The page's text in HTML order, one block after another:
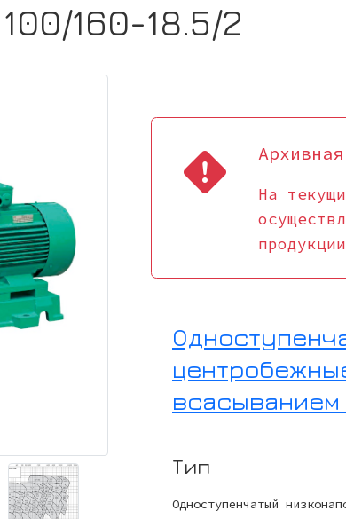
160-18.5/2
На
всасыванием
Тип
Одноступенчатый